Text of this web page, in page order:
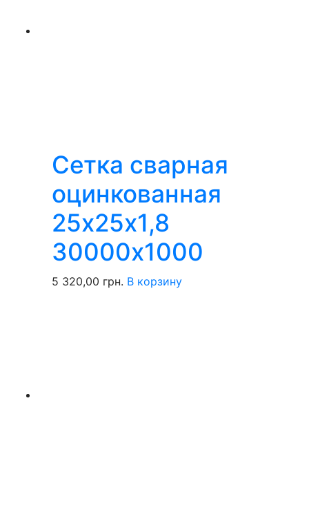
Сетка сварная
оцинкованная
25х25х1,8
30000х1000
5 320,00 грн. В корзину